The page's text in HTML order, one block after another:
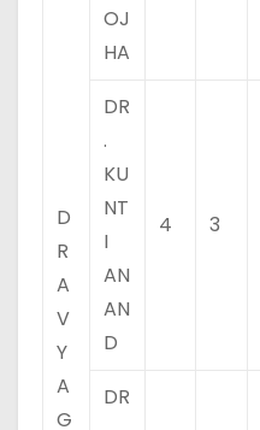
D
R
A
V
Y
A
G
OJ
HA
DR
.
KU
NT
I
AN
AN
D
4 3
DR